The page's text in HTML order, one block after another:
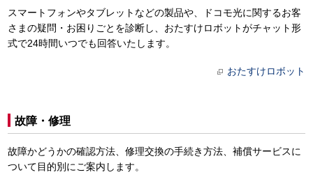
スマートフォンやタブレットなどの製品や、ドコモ光に関するお客
さまの疑問・お困りごとを診断し、おたすけロボットがチャット形
式で24時間いつでも回答いたします。
おたすけロボット
故障・修理
故障かどうかの確認方法、修理交換の手続き方法、補償サービスに
ついて目的別にご案内します。